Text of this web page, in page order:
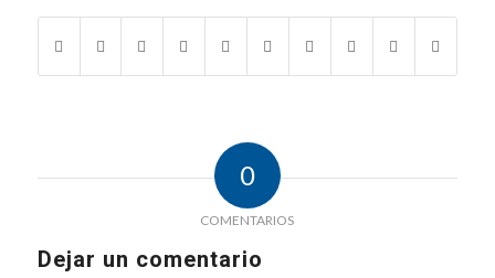
0
COMENTARIOS
Dejar un comentario